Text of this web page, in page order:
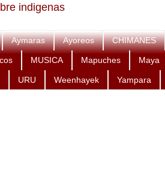
indigenas
Aymaras Ayoreos CHIMANES
MUSICA Mapuches Maya
URU Weenhayek Yampara